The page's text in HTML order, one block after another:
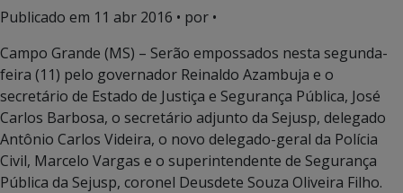
Publicado em 11 abr 2016 • por •
Campo Grande (MS) – Serão empossados nesta segunda-
feira (11) pelo governador Reinaldo Azambuja e o
secretário de Estado de Justiça e Segurança Pública, José
Carlos Barbosa, o secretário adjunto da Sejusp, delegado
Antônio Carlos Videira, o novo delegado-geral da Polícia
Civil, Marcelo Vargas e o superintendente de Segurança
Pública da Sejusp, coronel Deusdete Souza Oliveira Filho.